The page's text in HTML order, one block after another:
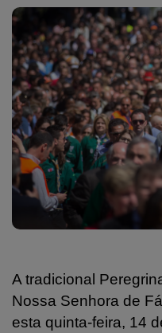
A tradicional
Nossa Senhora de
esta quinta-feira, 14